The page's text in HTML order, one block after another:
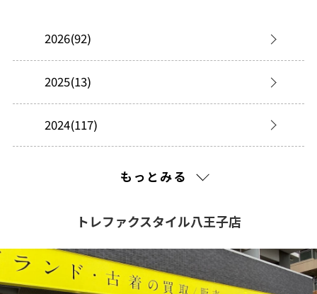
2026(92)
2025(13)
2024(117)
2021(21)
もっとみる
トレファクスタイル八王子店